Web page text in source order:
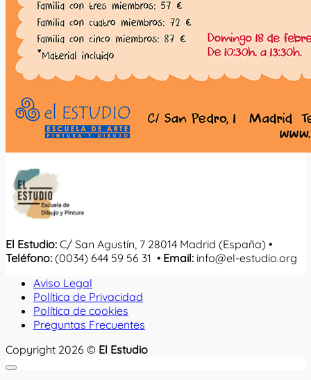
El Estudio: C/ San Agustín, 7 28014 Madrid (España) •
Teléfono: (0034) 644 59 56 31 • Email: info@el-estudio.org
Aviso Legal
Política de Privacidad
Política de cookies
Preguntas Frecuentes
Copyright 2026 © El Estudio